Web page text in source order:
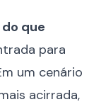
que
para
um cenário
acirrada,